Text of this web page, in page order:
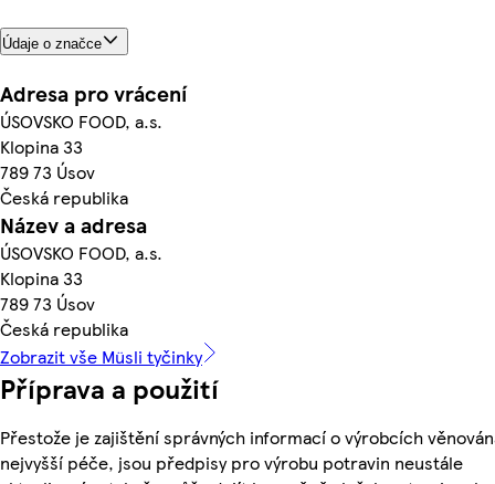
Údaje o značce
Adresa pro vrácení
ÚSOVSKO FOOD, a.s.
Klopina 33
789 73 Úsov
Česká republika
Název a adresa
ÚSOVSKO FOOD, a.s.
Klopina 33
789 73 Úsov
Česká republika
Zobrazit vše Müsli tyčinky
Příprava a použití
Přestože je zajištění správných informací o výrobcích
nejvyšší péče, jsou předpisy pro výrobu potravin neustále